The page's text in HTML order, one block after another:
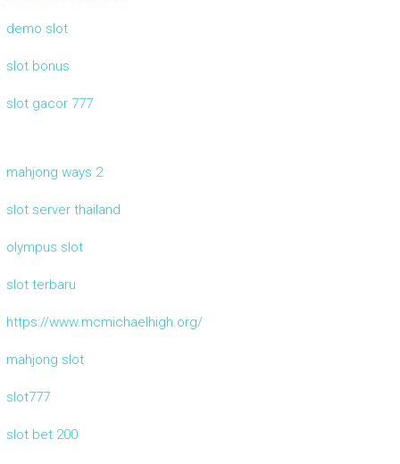
demo slot
slot bonus
slot gacor 777
mahjong ways 2
slot server thailand
olympus slot
slot terbaru
https://www.mcmichaelhigh.org/
mahjong slot
slot777
slot bet 200